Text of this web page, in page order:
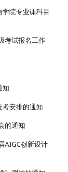
院专业课科目
考试报名工作
知
安排的通知
的通知
AIGC创新设计